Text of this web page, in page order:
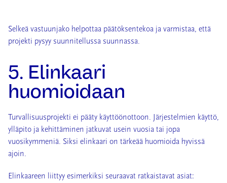
Selkeä vastuunjako helpottaa päätöksentekoa ja varmistaa, että
projekti pysyy suunnitellussa suunnassa.
5. Elinkaari
huomioidaan
Turvallisuusprojekti ei pääty käyttöönottoon. Järjestelmien käyttö,
ylläpito ja kehittäminen jatkuvat usein vuosia tai jopa
vuosikymmeniä. Siksi elinkaari on tärkeää huomioida hyvissä
ajoin.
Elinkaareen liittyy esimerkiksi seuraavat ratkaistavat asiat: